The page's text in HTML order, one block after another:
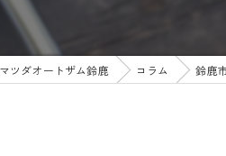
保険
ツダオートザム鈴鹿 コラム 鈴鹿